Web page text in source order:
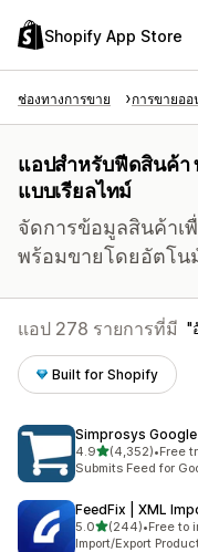
Shopify App Store
ช่องทางการขาย การขายออ
แอปสำหรับฟีดสินค้า
แบบเรียลไทม์
จัดการข้อมูลสินค้าเ
พร้อมขายโดยอัตโ
แอป 278 รายการที่มี
Built for Shopify
Simprosys
4.9เต็ม 5 ดาว
(4,352)
ทั้งหมด 4352 รีวิว
•Free
Submits Feed for
FeedFix | XML
5.0เต็ม 5 ดาว
(244)
ทั้งหมด 244 รีวิว
•Free to
Import/Export